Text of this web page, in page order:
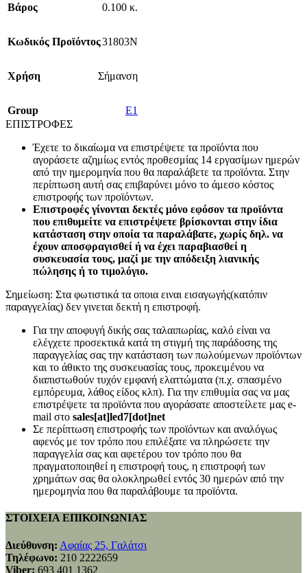
Βάρος
0.100 κ.
Κωδικός Προϊόντος31803N
Χρήση Σήμανση
Group
E1
ΕΠΙΣΤΡΟΦΕΣ
Έχετε το δικαίωμα να επιστρέψετε τα προϊόντα που
αγοράσετε αζημίως εντός προθεσμίας 14 εργασίμων ημερών
από την ημερομηνία που θα παραλάβετε τα προϊόντα. Στην
περίπτωση αυτή σας επιβαρύνει μόνο το άμεσο κόστος
επιστροφής των προϊόντων.
Επιστροφές γίνονται δεκτές μόνο εφόσον τα προϊόντα
που επιθυμείτε να επιστρέψετε βρίσκονται στην ίδια
κατάσταση στην οποία τα παραλάβατε, χωρίς δηλ. να
έχουν αποσφραγισθεί ή να έχει παραβιασθεί η
συσκευασία τους, μαζί με την απόδειξη λιανικής
πώλησης ή το τιμολόγιο.
Σημείωση: Στα φωτιστικά τα οποια ειναι εισαγωγής(κατόπιν
παραγγελίας) δεν γινεται δεκτή η επιστροφή.
Για την αποφυγή δικής σας ταλαιπωρίας, καλό είναι να
ελέγχετε προσεκτικά κατά τη στιγμή της παράδοσης της
παραγγελίας σας την κατάσταση των πωλούμενων προϊόντων
και το άθικτο της συσκευασίας τους, προκειμένου να
διαπιστωθούν τυχόν εμφανή ελαττώματα (π.χ. σπασμένο
εμπόρευμα, λάθος είδος κλπ). Για την επιθυμία σας να μας
επιστρέψετε τα προϊόντα που αγοράσατε αποστείλετε μας e-
mail στο sales[at]led7[dot]net
Σε περίπτωση επιστροφής των προϊόντων και αναλόγως
αφενός με τον τρόπο που επιλέξατε να πληρώσετε την
παραγγελία σας και αφετέρου τον τρόπο που θα
πραγματοποιηθεί η επιστροφή τους, η επιστροφή των
χρημάτων σας θα ολοκληρωθεί εντός 30 ημερών από την
ημερομηνία που θα παραλάβουμε τα προϊόντα.
ΣΤΟΙΧΕΙΑ ΕΠΙΚΟΙΝΩΝΙΑΣ
Διεύθυνση: Αφαίας 25, Γαλάτσι
Τηλέφωνο: 210 2222659
Viber: 693 401 1362